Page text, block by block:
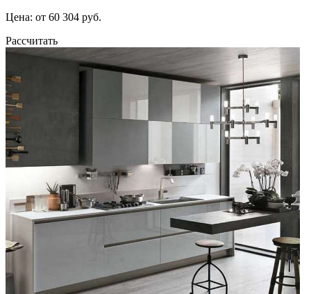
Цена: от 60 304 руб.
Рассчитать